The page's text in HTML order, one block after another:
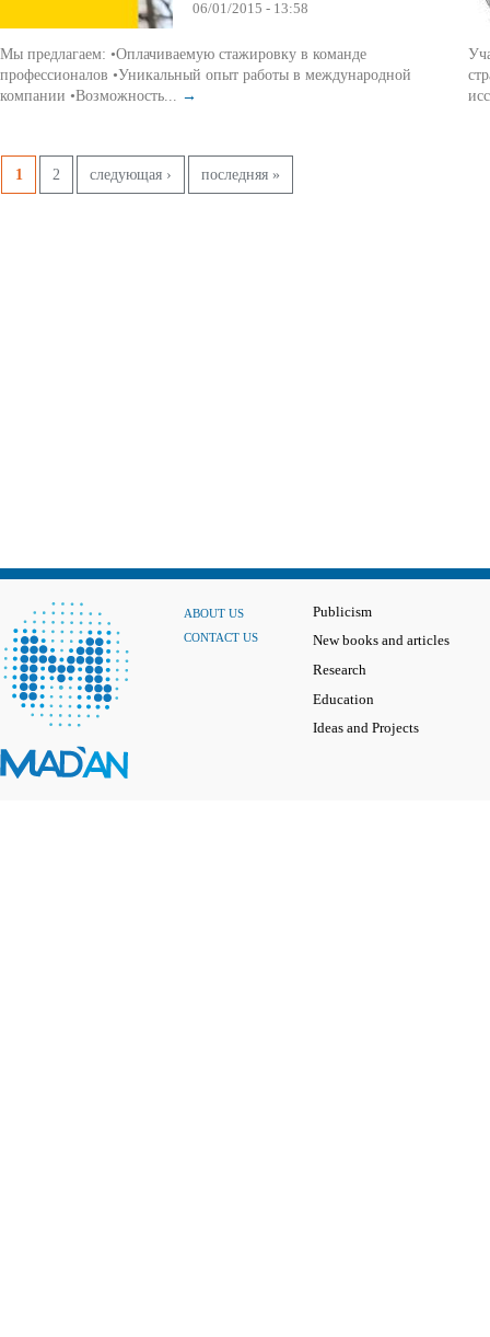
06/01/2015 - 13:58
Мы предлагаем: •Оплачиваемую стажировку в команде
профессионалов •Уникальный опыт работы в международной
компании •Возможность... →
Pages
1 2 следующая › последняя »
ABOUT US
CONTACT US
Publicism
New books and articles
Research
Education
Ideas and Projects